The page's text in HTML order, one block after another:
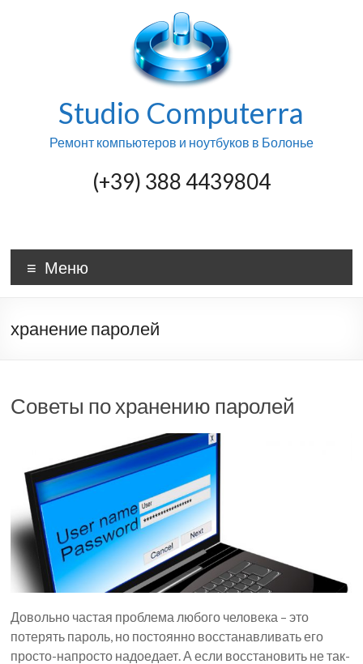
Studio Computerra
Ремонт компьютеров и ноутбуков в Болонье
(+39) 388 4439804
Меню
хранение паролей
Советы по хранению паролей
Довольно частая проблема любого человека – это
потерять пароль, но постоянно восстанавливать его
просто-напросто надоедает. А если восстановить не так-